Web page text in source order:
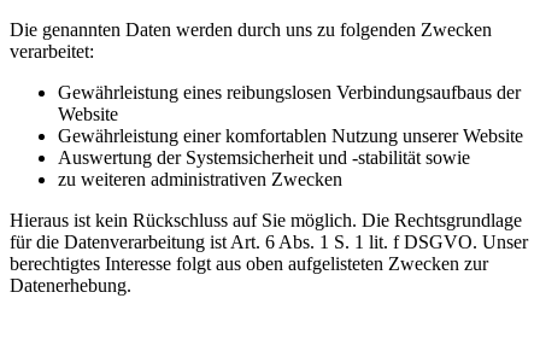
Die genannten Daten werden durch uns zu folgenden Zwecken
verarbeitet:
Gewährleistung eines reibungslosen Verbindungsaufbaus der
Website
Gewährleistung einer komfortablen Nutzung unserer Website
Auswertung der Systemsicherheit und -stabilität sowie
zu weiteren administrativen Zwecken
Hieraus ist kein Rückschluss auf Sie möglich. Die Rechtsgrundlage
für die Datenverarbeitung ist Art. 6 Abs. 1 S. 1 lit. f DSGVO. Unser
berechtigtes Interesse folgt aus oben aufgelisteten Zwecken zur
Datenerhebung.